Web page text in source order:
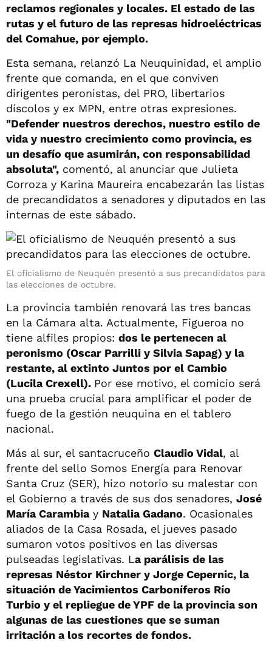
reclamos regionales y locales. El estado de las
rutas y el futuro de las represas hidroeléctricas
del Comahue, por ejemplo.
Esta semana, relanzó La Neuquinidad, el amplio
frente que comanda, en el que conviven
dirigentes peronistas, del PRO, libertarios
díscolos y ex MPN, entre otras expresiones.
"Defender nuestros derechos, nuestro estilo de
vida y nuestro crecimiento como provincia, es
un desafío que asumirán, con responsabilidad
absoluta", comentó, al anunciar que Julieta
Corroza y Karina Maureira encabezarán las listas
de precandidatos a senadores y diputados en las
internas de este sábado.
El oficialismo de Neuquén presentó a sus precandidatos para
las elecciones de octubre.
La provincia también renovará las tres bancas
en la Cámara alta. Actualmente, Figueroa no
tiene alfiles propios: dos le pertenecen al
peronismo (Oscar Parrilli y Silvia Sapag) y la
restante, al extinto Juntos por el Cambio
(Lucila Crexell). Por ese motivo, el comicio será
una prueba crucial para amplificar el poder de
fuego de la gestión neuquina en el tablero
nacional.
Más al sur, el santacruceño Claudio Vidal, al
frente del sello Somos Energía para Renovar
Santa Cruz (SER), hizo notorio su malestar con
el Gobierno a través de sus dos senadores, José
María Carambiay Natalia Gadano. Ocasionales
aliados de la Casa Rosada, el jueves pasado
sumaron votos positivos en las diversas
pulseadas legislativas. La parálisis de las
represas Néstor Kirchner y Jorge Cepernic, la
situación de Yacimientos Carboníferos Río
Turbio y el repliegue de YPF de la provincia son
algunas de las cuestiones que se suman
irritación a los recortes de fondos.